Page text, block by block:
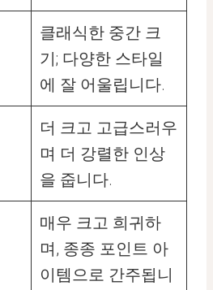
클래식한 중간 크
기; 다양한 스타일
에 잘 어울립니다.
더 크고 고급스러우
며 더 강렬한 인상
을 줍니다.
매우 크고 희귀하
며, 종종 포인트 아
이템으로 간주됩니